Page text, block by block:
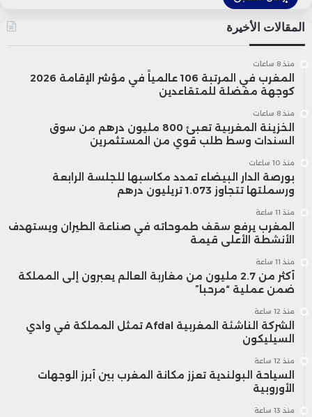
المقالات الأخيرة
منذ 8 ساعات
المغرب في المرتبة 106 عالمياً في مؤشر الإقامة 2026
كوجهة مفضلة للمتقاعدين
منذ 8 ساعات
الخزينة المغربية تعبئ 800 مليون درهم من سوق
السندات وسط طلب قوي من المستثمرين
منذ 10 ساعات
بورصة الدار البيضاء تمدد مكاسبها للجلسة الرابعة
ورسملتها تتجاوز 1.073 تريليون درهم
منذ 11 ساعة
المغرب يرفع سقف طموحاته في صناعة الطيران ويستهدف
الأنشطة الأعلى قيمة
منذ 11 ساعة
أكثر من 2.7 مليون من مغاربة العالم يعبرون إلى المملكة
ضمن عملية “مرحبا”
منذ 12 ساعة
الشركة الناشئة المغربية Afdal تمثل المملكة في وادي
السيليكون
منذ 12 ساعة
السياحة البولندية تعزز مكانة المغرب بين أبرز الوجهات
الأوروبية
منذ 13 ساعة